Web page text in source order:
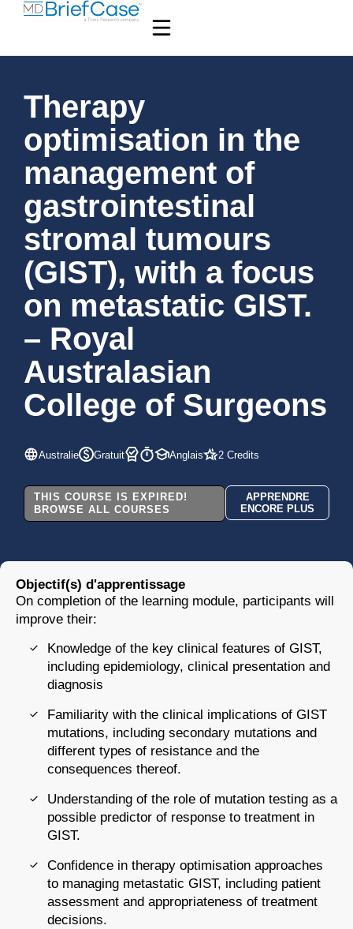
Therapy
optimisation in the
management of
gastrointestinal
stromal tumours
(GIST), with a focus
on metastatic GIST.
– Royal
Australasian
College of Surgeons
Australie Gratuit Anglais 2 Credits
THIS COURSE IS EXPIRED!
BROWSE ALL COURSES
APPRENDRE
ENCORE PLUS
Objectif(s) d'apprentissage
On completion of the learning module, participants will
improve their:
Knowledge of the key clinical features of GIST,
including epidemiology, clinical presentation and
diagnosis
Familiarity with the clinical implications of GIST
mutations, including secondary mutations and
different types of resistance and the
consequences thereof.
Understanding of the role of mutation testing as a
possible predictor of response to treatment in
GIST.
Confidence in therapy optimisation approaches
to managing metastatic GIST, including patient
assessment and appropriateness of treatment
decisions.